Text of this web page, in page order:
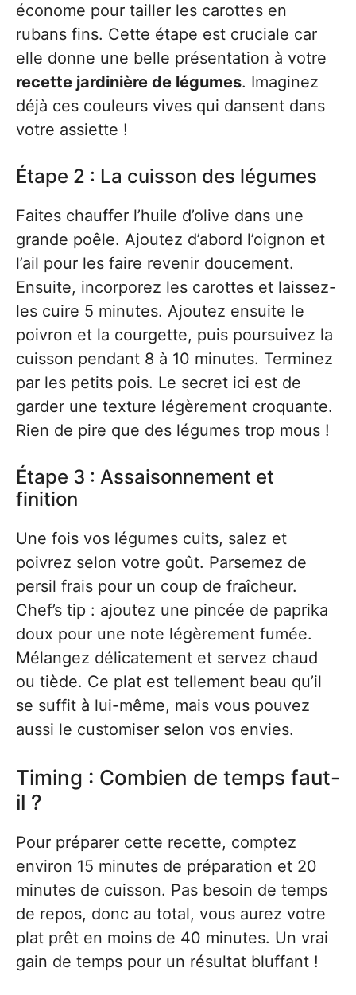
économe pour tailler les carottes en
rubans fins. Cette étape est cruciale car
elle donne une belle présentation à votre
recette jardinière de légumes. Imaginez
déjà ces couleurs vives qui dansent dans
votre assiette !
Étape 2 : La cuisson des légumes
Faites chauffer l’huile d’olive dans une
grande poêle. Ajoutez d’abord l’oignon et
l’ail pour les faire revenir doucement.
Ensuite, incorporez les carottes et laissez-
les cuire 5 minutes. Ajoutez ensuite le
poivron et la courgette, puis poursuivez la
cuisson pendant 8 à 10 minutes. Terminez
par les petits pois. Le secret ici est de
garder une texture légèrement croquante.
Rien de pire que des légumes trop mous !
Étape 3 : Assaisonnement et
finition
Une fois vos légumes cuits, salez et
poivrez selon votre goût. Parsemez de
persil frais pour un coup de fraîcheur.
Chef’s tip : ajoutez une pincée de paprika
doux pour une note légèrement fumée.
Mélangez délicatement et servez chaud
ou tiède. Ce plat est tellement beau qu’il
se suffit à lui-même, mais vous pouvez
aussi le customiser selon vos envies.
Timing : Combien de temps faut-
il ?
Pour préparer cette recette, comptez
environ 15 minutes de préparation et 20
minutes de cuisson. Pas besoin de temps
de repos, donc au total, vous aurez votre
plat prêt en moins de 40 minutes. Un vrai
gain de temps pour un résultat bluffant !